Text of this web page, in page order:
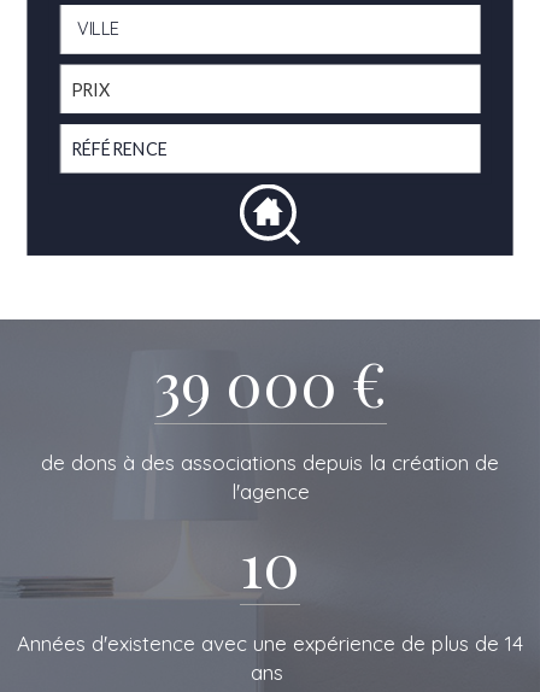
L'IMMOBILIERE
39 000 €
de dons à des associations depuis la création de
l'agence
10
Années d'existence avec une expérience de plus de 14
ans